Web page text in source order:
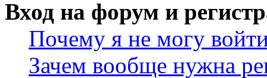
Вход на форум и
Почему я не могу
Зачем вообще нужна